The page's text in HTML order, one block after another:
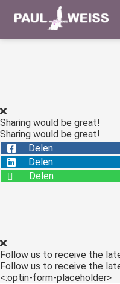
Sharing would be great!
Sharing would be great!
Delen
Delen
Delen
Follow us to receive the
Follow us to receive the
<:optin-form-placeholder>